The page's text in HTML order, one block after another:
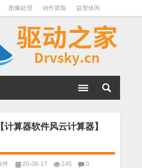
图像处理 动作冒险 益智休闲
下载软件 文件管理 其它
计算器软件风云计算器】
件 20-08-17 245 0